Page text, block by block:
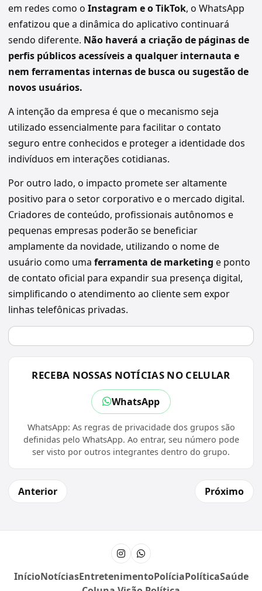
em redes como o Instagram e o TikTok, o WhatsApp
enfatizou que a dinâmica do aplicativo continuará
sendo diferente. Não haverá a criação de páginas de
perfis públicos acessíveis a qualquer internauta e
nem ferramentas internas de busca ou sugestão de
novos usuários.
A intenção da empresa é que o mecanismo seja
utilizado essencialmente para facilitar o contato
seguro entre conhecidos e proteger a identidade dos
indivíduos em interações cotidianas.
Por outro lado, o impacto promete ser altamente
positivo para o setor corporativo e o mercado digital.
Criadores de conteúdo, profissionais autônomos e
pequenas empresas poderão se beneficiar
amplamente da novidade, utilizando o nome de
usuário como uma ferramenta de marketing e ponto
de contato oficial para expandir sua presença digital,
simplificando o atendimento ao cliente sem expor
linhas telefônicas privadas.
RECEBA NOSSAS NOTÍCIAS NO CELULAR
WhatsApp
WhatsApp: As regras de privacidade dos grupos são
definidas pelo WhatsApp. Ao entrar, seu número pode
ser visto por outros integrantes dentro do grupo.
Anterior Próximo
InstagramCanal do WhatsApp
InícioNotíciasEntretenimentoPolíciaPolíticaSaúde